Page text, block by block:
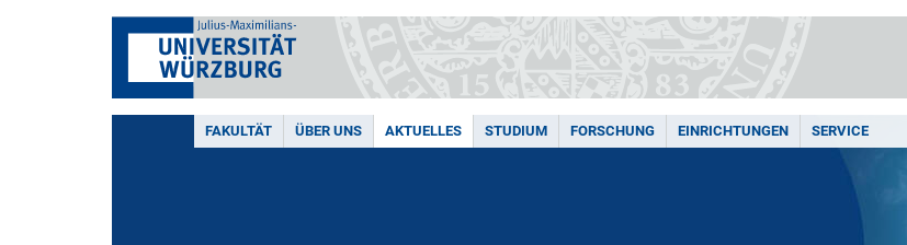
FAKULTÄT ÜBER UNS AKTUELLES STUDIUM FORSCHUNG EINRICHTUNGEN SERVICE